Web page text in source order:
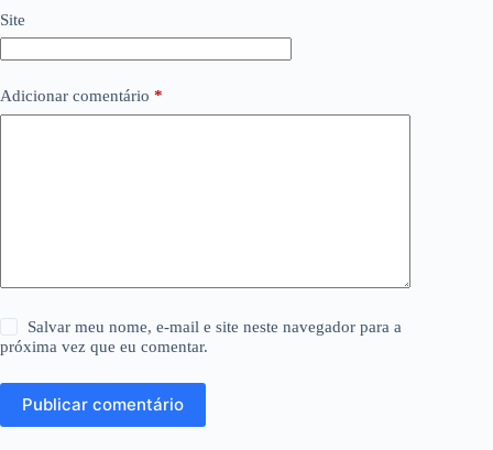
Site
Adicionar comentário *
Salvar meu nome, e-mail e site neste navegador para a
próxima vez que eu comentar.
Publicar comentário